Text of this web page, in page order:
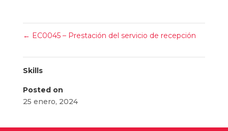
← EC0045 – Prestación del servicio de recepción
Skills
Posted on
25 enero, 2024